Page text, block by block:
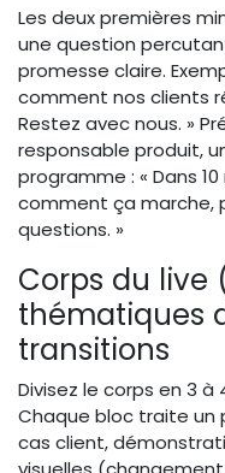
Les deux premières
une question
promesse claire.
comment nos clients
Restez avec nous. »
responsable produit,
programme : « Dans
comment ça marche,
questions. »
Corps du live
thématiques
transitions
Divisez le corps en 3
Chaque bloc traite un
cas client,